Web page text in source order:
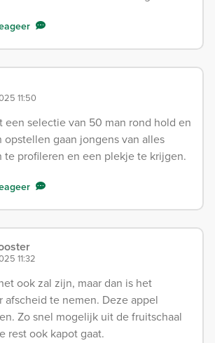
11:50
een selectie van 50 man rond hold en
opstellen gaan jongens van alles
te profileren en een plekje te krijgen.
11:32
ook zal zijn, maar dan is het
te nemen. Deze appel
Zo snel mogelijk uit de fruitschaal
rest ook kapot gaat.